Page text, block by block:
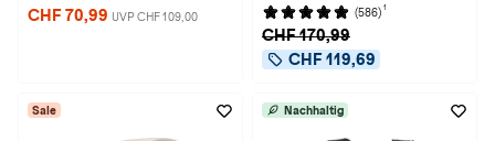
CHF 70,99 UVP CHF 109,00 (586) 1
CHF 170,99
CHF 119,69
Sale Nachhaltig